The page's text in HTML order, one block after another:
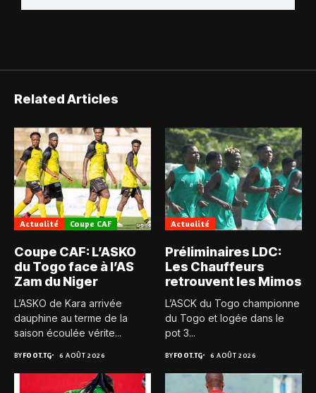
Related Articles
Actualité Coupe CAF
Coupe CAF: L’ASKO
du Togo face à l’AS
Zam du Niger
L’ASKO de Kara arrivée
dauphine au terme de la
saison écoulée vérite...
BYFOOT.TG 6 AOÛT 2026
Actualité
Préliminaires LDC:
Les Chauffeurs
retrouvent les Mimos
L’ASCK du Togo championne
du Togo et logée dans le
pot 3...
BYFOOT.TG 6 AOÛT 2026